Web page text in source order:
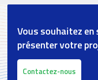
Références
paragraph
Vous souhaitez
présenter votre
Contactez-nous